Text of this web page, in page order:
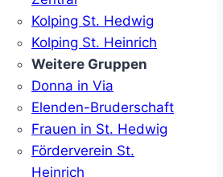
Kolping St. Hedwig
Kolping St. Heinrich
Weitere Gruppen
Donna in Via
Elenden-Bruderschaft
Frauen in St. Hedwig
Förderverein St.
Heinrich